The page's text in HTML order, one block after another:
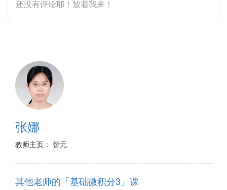
还没有评论耶！放着我来！
张娜
教师主页： 暂无
其他老师的「基础微积分3」课